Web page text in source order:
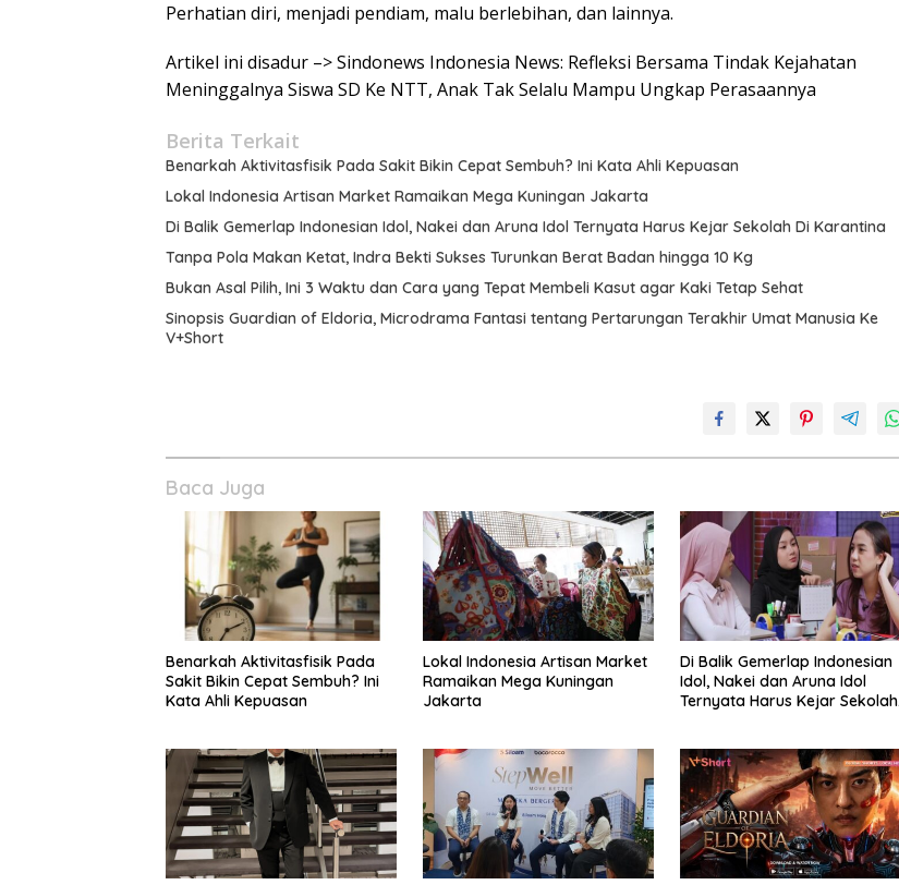
Perhatian diri, menjadi pendiam, malu berlebihan, dan lainnya.
Artikel ini disadur –> Sindonews Indonesia News: Refleksi Bersama Tindak Kejahatan
Meninggalnya Siswa SD Ke NTT, Anak Tak Selalu Mampu Ungkap Perasaannya
Berita Terkait
Benarkah Aktivitasfisik Pada Sakit Bikin Cepat Sembuh? Ini Kata Ahli Kepuasan
Lokal Indonesia Artisan Market Ramaikan Mega Kuningan Jakarta
Di Balik Gemerlap Indonesian Idol, Nakei dan Aruna Idol Ternyata Harus Kejar Sekolah Di Karantina
Tanpa Pola Makan Ketat, Indra Bekti Sukses Turunkan Berat Badan hingga 10 Kg
Bukan Asal Pilih, Ini 3 Waktu dan Cara yang Tepat Membeli Kasut agar Kaki Tetap Sehat
Sinopsis Guardian of Eldoria, Microdrama Fantasi tentang Pertarungan Terakhir Umat Manusia Ke
V+Short
Baca Juga
Benarkah Aktivitasfisik Pada
Sakit Bikin Cepat Sembuh? Ini
Kata Ahli Kepuasan
Lokal Indonesia Artisan Market
Ramaikan Mega Kuningan
Jakarta
Di Balik Gemerlap Indonesian
Idol, Nakei dan Aruna Idol
Ternyata Harus Kejar Sekolah